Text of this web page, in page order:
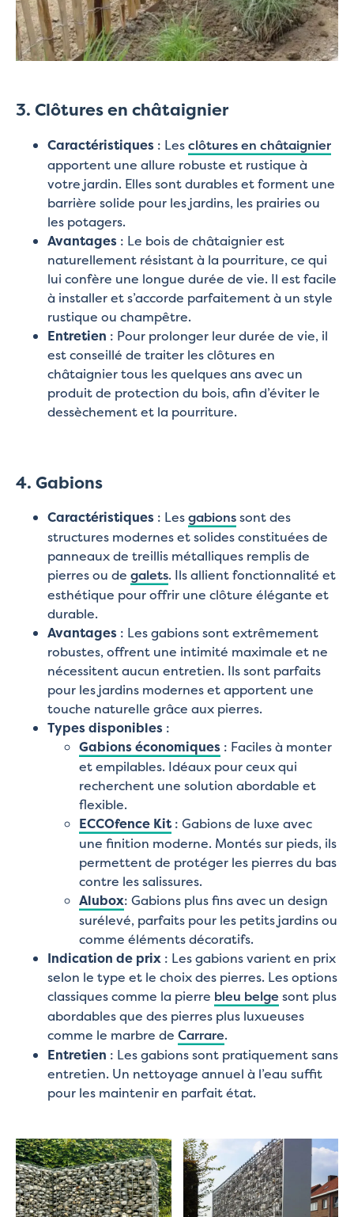
3. Clôtures en châtaignier
Caractéristiques : Lesclôtures en châtaignier
apportent une allure robuste et rustique à
votre jardin. Elles sont durables et forment une
barrière solide pour les jardins, les prairies ou
les potagers.
Avantages : Le bois de châtaignier est
naturellement résistant à la pourriture, ce qui
lui confère une longue durée de vie. Il est facile
à installer et s’accorde parfaitement à un style
rustique ou champêtre.
Entretien : Pour prolonger leur durée de vie, il
est conseillé de traiter les clôtures en
châtaignier tous les quelques ans avec un
produit de protection du bois, afin d’éviter le
dessèchement et la pourriture.
4. Gabions
Caractéristiques : Lesgabionssont des
structures modernes et solides constituées de
panneaux de treillis métalliques remplis de
pierres ou de galets. Ils allient fonctionnalité et
esthétique pour offrir une clôture élégante et
durable.
Avantages : Les gabions sont extrêmement
robustes, offrent une intimité maximale et ne
nécessitent aucun entretien. Ils sont parfaits
pour les jardins modernes et apportent une
touche naturelle grâce aux pierres.
Types disponibles :
Gabions économiques : Faciles à monter
et empilables. Idéaux pour ceux qui
recherchent une solution abordable et
flexible.
ECCOfence Kit: Gabions de luxe avec
une finition moderne. Montés sur pieds, ils
permettent de protéger les pierres du bas
contre les salissures.
Alubox: Gabions plus fins avec un design
surélevé, parfaits pour les petits jardins ou
comme éléments décoratifs.
Indication de prix : Les gabions varient en prix
selon le type et le choix des pierres. Les options
classiques comme la pierre bleu belge sont plus
abordables que des pierres plus luxueuses
comme le marbre de Carrare.
Entretien : Les gabions sont pratiquement sans
entretien. Un nettoyage annuel à l’eau suffit
pour les maintenir en parfait état.